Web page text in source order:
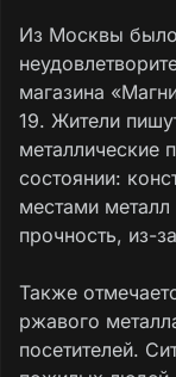
Из Москвы было
магазина
19. Жители
металлические
состоянии:
местами
прочность, из-
Также
ржавого
посетителей.